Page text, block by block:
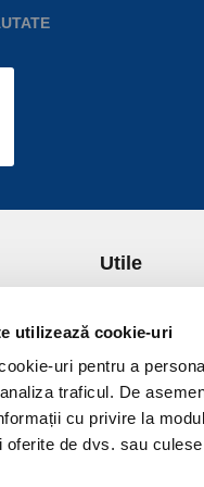
utilizează cookie-uri
uri pentru a
traficul. De
cu privire la
oferite de dvs. sau
Utile
Transport si
Politica de
Politica de
Politica Cookies
Termeni si